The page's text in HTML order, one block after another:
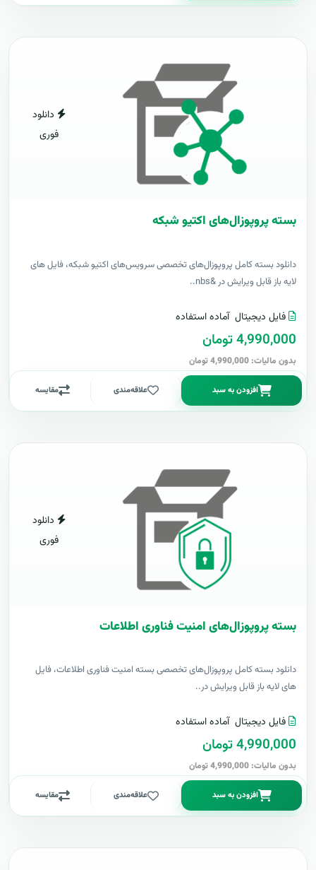
دانلود
فوری
بسته پروپوزال‌های اکتیو شبکه
دانلود بسته کامل پروپوزال‌های تخصصی سرویس‌های اکتیو شبکه، فایل های
لایه باز قابل ویرایش در &nbs..
فایل دیجیتال آماده استفاده
4,990,000 تومان
بدون مالیات: 4,990,000 تومان
افزودن به سبد علاقه‌مندی مقایسه
دانلود
فوری
بسته پروپوزال‌های امنیت فناوری اطلاعات
دانلود بسته کامل پروپوزال‌های تخصصی بسته امنیت فناوری اطلاعات، فایل
های لایه باز قابل ویرایش در..
فایل دیجیتال آماده استفاده
4,990,000 تومان
بدون مالیات: 4,990,000 تومان
افزودن به سبد علاقه‌مندی مقایسه